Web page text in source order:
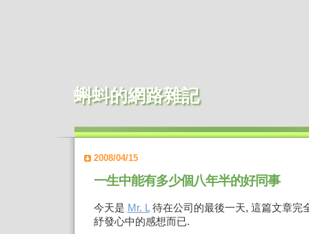
蝌蚪的網路雜記
2008/04/15
一生中能有多少個八年半的好同事
今天是 Mr. L待在公司的最後一天, 這篇文章完
紓發心中的感想而已.